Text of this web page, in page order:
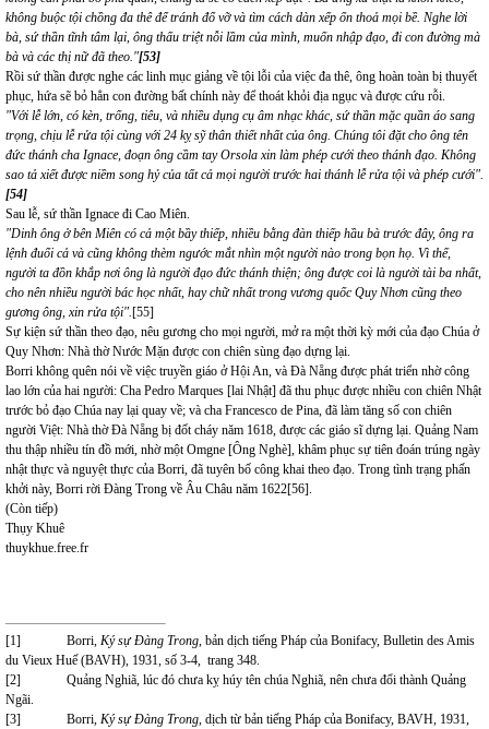
không buộc tội chồng đa thê để tránh đổ vỡ và tìm cách dàn xếp ổn thoả mọi bề. Nghe lời
bà, sứ thần tĩnh tâm lại, ông thấu triệt nỗi lầm của mình, muốn nhập đạo, đi con đường mà
bà và các thị nữ đã theo."[53]
Rồi sứ thần được nghe các linh mục giảng về tội lỗi của việc đa thê, ông hoàn toàn bị thuyết
phục, hứa sẽ bỏ hẳn con đường bất chính này để thoát khỏi địa ngục và được cứu rỗi.
"Với lễ lớn, có kèn, trống, tiêu, và nhiều dụng cụ âm nhạc khác, sứ thần mặc quần áo sang
trọng, chịu lễ rửa tội cùng với 24 kỵ sỹ thân thiết nhất của ông. Chúng tôi đặt cho ông tên
đức thánh cha Ignace, đoạn ông cầm tay Orsola xin làm phép cưới theo thánh đạo. Không
sao tả xiết được niềm song hỷ của tất cả mọi người trước hai thánh lễ rửa tội và phép cưới".
[54]
Sau lễ, sứ thần Ignace đi Cao Miên.
"Dinh ông ở bên Miên có cả một bầy thiếp, nhiều bằng đàn thiếp hầu bà trước đây, ông ra
lệnh đuổi cả và cũng không thèm ngước mắt nhìn một người nào trong bọn họ. Vì thế,
người ta đồn khắp nơi ông là người đạo đức thánh thiện; ông được coi là người tài ba nhất,
cho nên nhiều người bác học nhất, hay chữ nhất trong vương quốc Quy Nhơn cũng theo
gương ông, xin rửa tội".[55]
Sự kiện sứ thần theo đạo, nêu gương cho mọi người, mở ra một thời kỳ mới của đạo Chúa ở
Quy Nhơn: Nhà thờ Nước Mặn được con chiên sùng đạo dựng lại.
Borri không quên nói về việc truyền giáo ở Hội An, và Đà Nẵng được phát triển nhờ công
lao lớn của hai người: Cha Pedro Marques [lai Nhật] đã thu phục được nhiều con chiên Nhật
trước bỏ đạo Chúa nay lại quay về; và cha Francesco de Pina, đã làm tăng số con chiên
người Việt: Nhà thờ Đà Nẵng bị đốt cháy năm 1618, được các giáo sĩ dựng lại. Quảng Nam
thu thập nhiều tín đồ mới, nhờ một Omgne [Ông Nghè], khâm phục sự tiên đoán trúng ngày
nhật thực và nguyệt thực của Borri, đã tuyên bố công khai theo đạo. Trong tình trạng phấn
khởi này, Borri rời Đàng Trong về Âu Châu năm 1622[56].
(Còn tiếp)
Thụy Khuê
thuykhue.free.fr
[1] Borri, Ký sự Đàng Trong, bản dịch tiếng Pháp của Bonifacy, Bulletin des Amis
du Vieux Huế (BAVH), 1931, số 3-4, trang 348.
[2] Quảng Nghiã, lúc đó chưa kỵ húy tên chúa Nghiã, nên chưa đổi thành Quảng
Ngãi.
[3] Borri, Ký sự Đàng Trong, dịch từ bản tiếng Pháp của Bonifacy, BAVH, 1931,